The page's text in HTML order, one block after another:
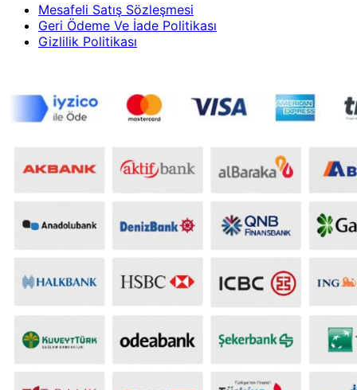
Mesafeli Satış Sözleşmesi
Geri Ödeme Ve İade Politikası
Gizlilik Politikası